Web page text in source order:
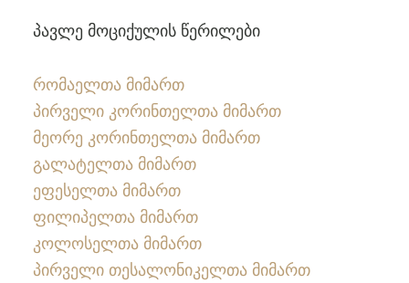
პავლე მოციქულის წერილები
რომაელთა მიმართ
პირველი კორინთელთა მიმართ
მეორე კორინთელთა მიმართ
გალატელთა მიმართ
ეფესელთა მიმართ
ფილიპელთა მიმართ
კოლოსელთა მიმართ
პირველი თესალონიკელთა მიმართ